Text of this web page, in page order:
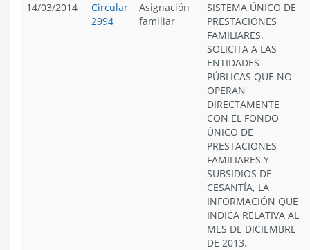
14/03/2014
Circular
2994
Asignación
familiar
SISTEMA ÚNICO DE
PRESTACIONES
FAMILIARES.
SOLICITA A LAS
ENTIDADES
PÚBLICAS QUE NO
OPERAN
DIRECTAMENTE
CON EL FONDO
ÚNICO DE
PRESTACIONES
FAMILIARES Y
SUBSIDIOS DE
CESANTÍA, LA
INFORMACIÓN QUE
INDICA RELATIVA AL
MES DE DICIEMBRE
DE 2013.